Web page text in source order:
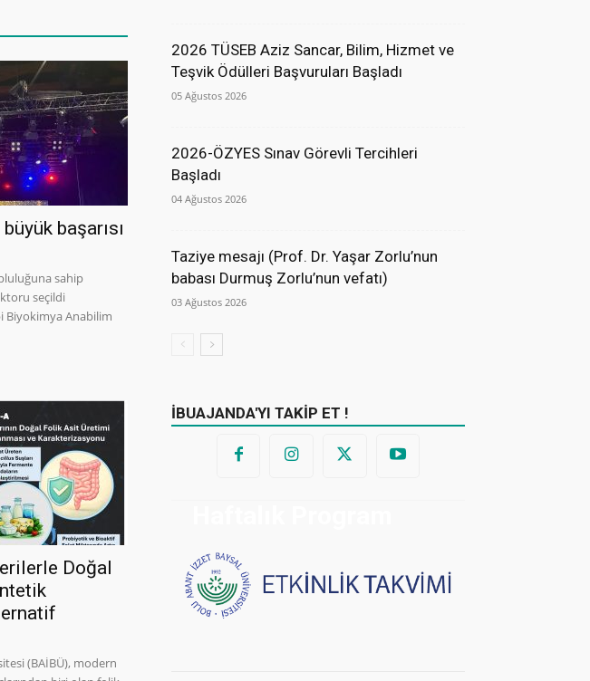
başarısı
sahip
seçildi
Biyokimya Anabilim
Doğal
(BAİBÜ), modern
2026 TÜSEB Aziz Sancar, Bilim, Hizmet ve
Teşvik Ödülleri Başvuruları Başladı
05 Ağustos 2026
2026-ÖZYES Sınav Görevli Tercihleri
Başladı
04 Ağustos 2026
Taziye mesajı (Prof. Dr. Yaşar Zorlu’nun
babası Durmuş Zorlu’nun vefatı)
03 Ağustos 2026
İBUAJANDA'YI TAKİP ET !